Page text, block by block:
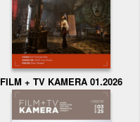
FILM + TV KAMERA 01.2026